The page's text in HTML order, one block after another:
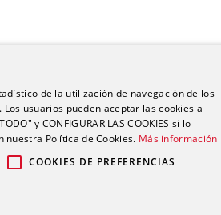
de la utilización de navegación de los
usuarios pueden aceptar las cookies a
y CONFIGURAR LAS COOKIES si lo
nuestra Política de Cookies. Más información
COOKIES DE PREFERENCIAS